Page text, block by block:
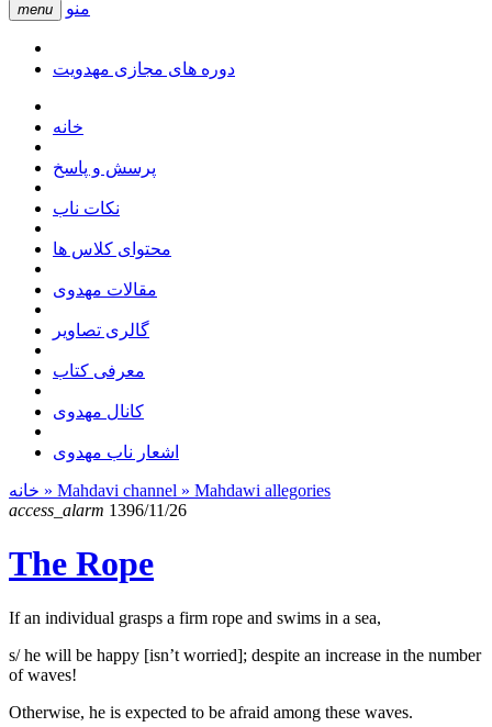
menu منو
دوره های مجازی مهدویت
خانه
پرسش و پاسخ
نکات ناب
محتوای کلاس ها
مقالات مهدوی
گالری تصاویر
معرفی کتاب
کانال مهدوی
اشعار ناب مهدوی
» Mahdavi channel » Mahdawi allegories
access_alarm 1396/11/26
The Rope
If an individual grasps a firm rope and swims in a sea,
s/ he will be happy [isn’t worried]; despite an increase in the number
of waves!
Otherwise, he is expected to be afraid among these waves.